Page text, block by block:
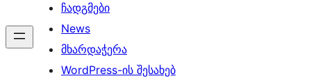
ჩადგმები
News
მხარდაჭერა
WordPress-ის შესახებ